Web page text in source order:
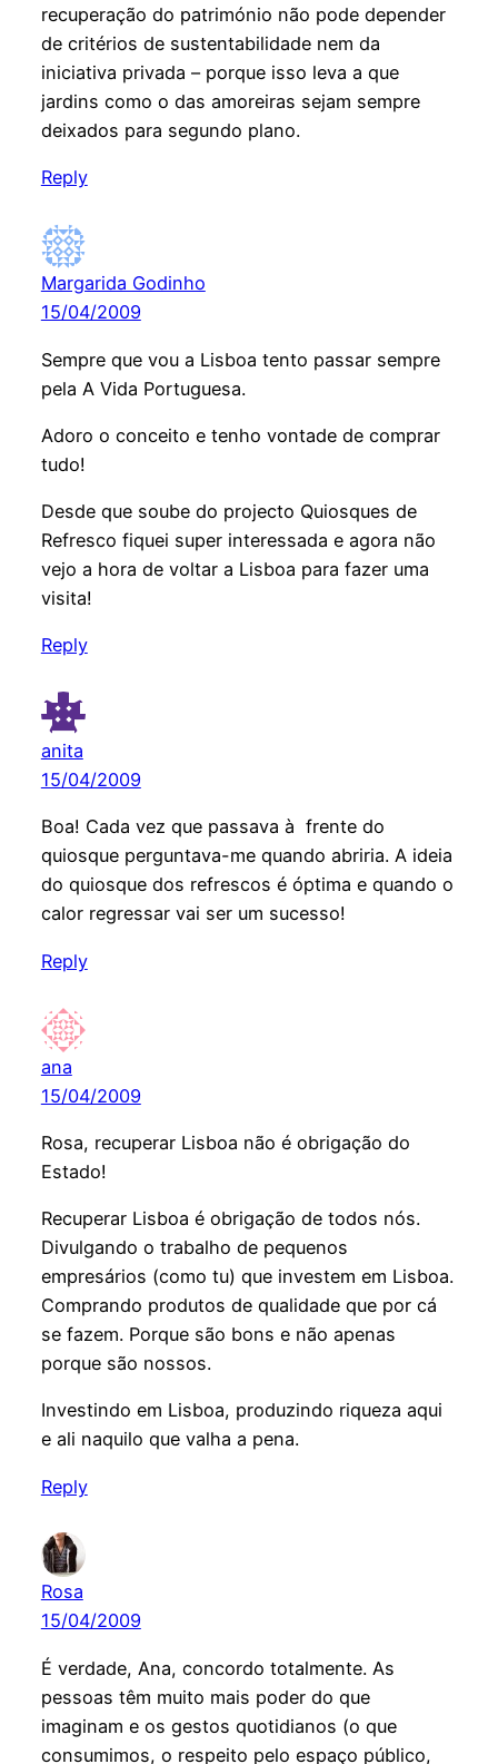
recuperação do património não pode depender
de critérios de sustentabilidade nem da
iniciativa privada – porque isso leva a que
jardins como o das amoreiras sejam sempre
deixados para segundo plano.
Reply
Margarida Godinho
15/04/2009
Sempre que vou a Lisboa tento passar sempre
pela A Vida Portuguesa.
Adoro o conceito e tenho vontade de comprar
tudo!
Desde que soube do projecto Quiosques de
Refresco fiquei super interessada e agora não
vejo a hora de voltar a Lisboa para fazer uma
visita!
Reply
anita
15/04/2009
Boa! Cada vez que passava à frente do
quiosque perguntava-me quando abriria. A ideia
do quiosque dos refrescos é óptima e quando o
calor regressar vai ser um sucesso!
Reply
ana
15/04/2009
Rosa, recuperar Lisboa não é obrigação do
Estado!
Recuperar Lisboa é obrigação de todos nós.
Divulgando o trabalho de pequenos
empresários (como tu) que investem em Lisboa.
Comprando produtos de qualidade que por cá
se fazem. Porque são bons e não apenas
porque são nossos.
Investindo em Lisboa, produzindo riqueza aqui
e ali naquilo que valha a pena.
Reply
Rosa
15/04/2009
É verdade, Ana, concordo totalmente. As
pessoas têm muito mais poder do que
imaginam e os gestos quotidianos (o que
consumimos, o respeito pelo espaço público,